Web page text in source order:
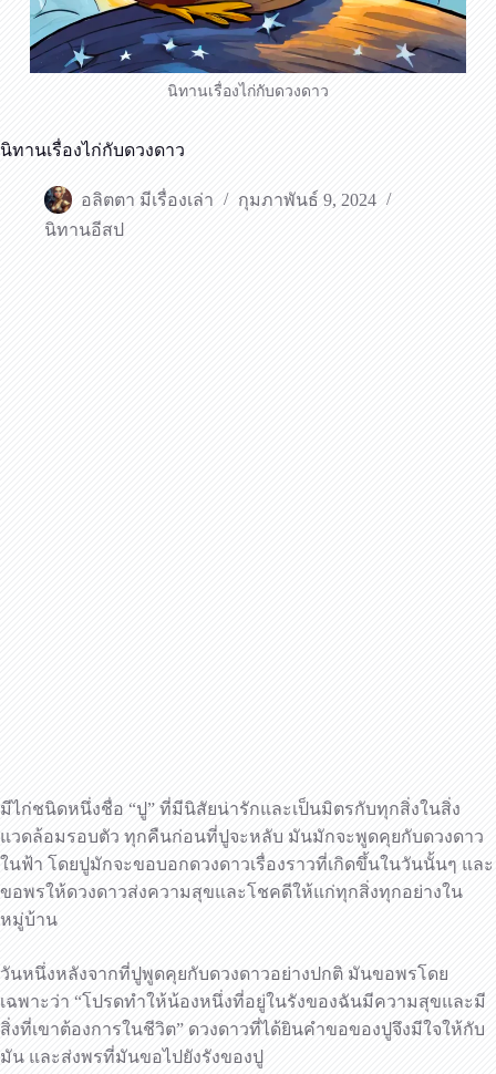
นิทานเรื่องไก่กับดวงดาว
นิทานเรื่องไก่กับดวงดาว
อลิตตา มีเรื่องเล่า
กุมภาพันธ์ 9, 2024
นิทานอีสป
มีไก่ชนิดหนึ่งชื่อ “ปู” ที่มีนิสัยน่ารักและเป็นมิตรกับทุกสิ่งในสิ่ง
แวดล้อมรอบตัว ทุกคืนก่อนที่ปูจะหลับ มันมักจะพูดคุยกับดวงดาว
ในฟ้า โดยปูมักจะขอบอกดวงดาวเรื่องราวที่เกิดขึ้นในวันนั้นๆ และ
ขอพรให้ดวงดาวส่งความสุขและโชคดีให้แก่ทุกสิ่งทุกอย่างใน
หมู่บ้าน
วันหนึ่งหลังจากที่ปูพูดคุยกับดวงดาวอย่างปกติ มันขอพรโดย
เฉพาะว่า “โปรดทำให้น้องหนึ่งที่อยู่ในรังของฉันมีความสุขและมี
สิ่งที่เขาต้องการในชีวิต” ดวงดาวที่ได้ยินคำขอของปูจึงมีใจให้กับ
มัน และส่งพรที่มันขอไปยังรังของปู